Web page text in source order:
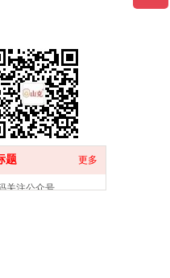
题 更多
关注公众号